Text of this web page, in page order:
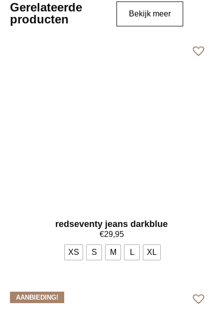
Gerelateerde
producten
Bekijk meer
redseventy jeans darkblue
€29,95
XS S M L XL
AANBIEDING!